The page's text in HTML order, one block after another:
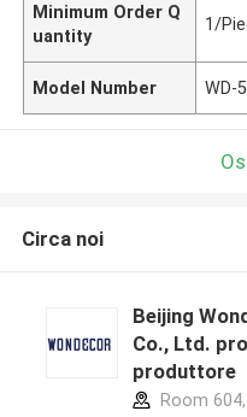
Minimum Order Q
uantity
1/
Model Number WD-
Circa noi
Beijing
Co., Ltd.
produttore
Room